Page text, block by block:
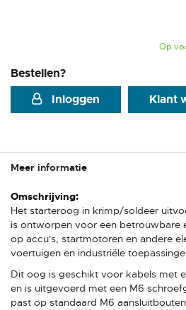
Op
Bestellen?
Inloggen
Klant
Meer informatie
Meer
informatie
Het starteroog in krimp/soldeer
is ontworpen voor een betrouwbare
op accu's, startmotoren en andere
voertuigen en industriële
Dit oog is geschikt voor kabels met
en is uitgevoerd met een M6
past op standaard M6